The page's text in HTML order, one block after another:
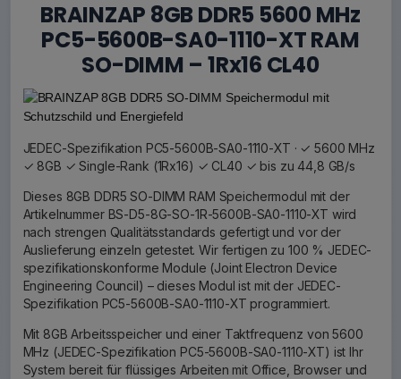
BRAINZAP 8GB DDR5 5600 MHz
PC5-5600B-SA0-1110-XT RAM
SO-DIMM – 1Rx16 CL40
JEDEC-Spezifikation PC5-5600B-SA0-1110-XT · ✓ 5600 MHz
✓ 8GB ✓ Single-Rank (1Rx16) ✓ CL40 ✓ bis zu 44,8 GB/s
Dieses 8GB DDR5 SO-DIMM RAM Speichermodul mit der
Artikelnummer BS-D5-8G-SO-1R-5600B-SA0-1110-XT wird
nach strengen Qualitätsstandards gefertigt und vor der
Auslieferung einzeln getestet. Wir fertigen zu 100 % JEDEC-
spezifikationskonforme Module (Joint Electron Device
Engineering Council) – dieses Modul ist mit der JEDEC-
Spezifikation PC5-5600B-SA0-1110-XT programmiert.
Mit 8GB Arbeitsspeicher und einer Taktfrequenz von 5600
MHz (JEDEC-Spezifikation PC5-5600B-SA0-1110-XT) ist Ihr
System bereit für flüssiges Arbeiten mit Office, Browser und